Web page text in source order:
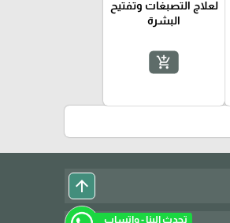
تحدث الينا - واتساب
لعلاج التصبغات وتفتيح
البشرة
add_shopping_cart
arrow_upward